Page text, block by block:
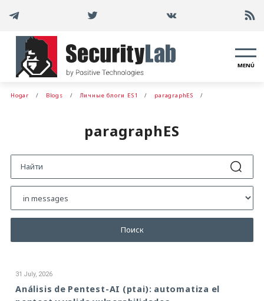
MENÚ
Hogar Blogs Личные блоги ES1 paragraphES
paragraphES
Поиск
31 July, 2026
Análisis de Pentest-AI (ptai): automatiza el